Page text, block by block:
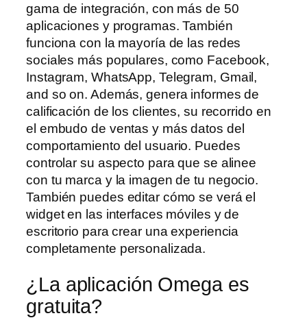
gama de integración, con más de 50
aplicaciones y programas. También
funciona con la mayoría de las redes
sociales más populares, como Facebook,
Instagram, WhatsApp, Telegram, Gmail,
and so on. Además, genera informes de
calificación de los clientes, su recorrido en
el embudo de ventas y más datos del
comportamiento del usuario. Puedes
controlar su aspecto para que se alinee
con tu marca y la imagen de tu negocio.
También puedes editar cómo se verá el
widget en las interfaces móviles y de
escritorio para crear una experiencia
completamente personalizada.
¿La aplicación Omega es
gratuita?